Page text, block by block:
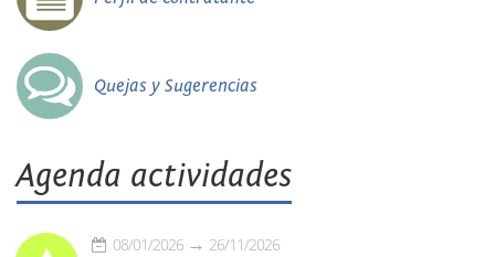
Quejas y Sugerencias
Agenda actividades
08/01/2026 26/11/2026